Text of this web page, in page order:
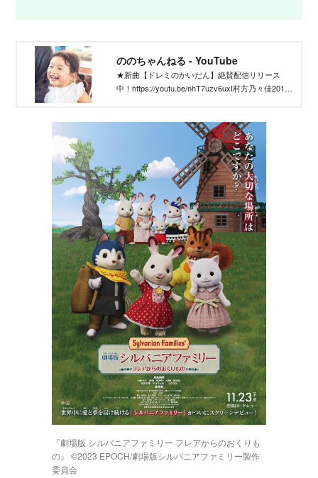
ののちゃんねる - YouTube
★新曲【ドレミのかいだん】絶賛配信リリース
中！https://youtu.be/nhT7uzv6uxI村方乃々佳2018
常も少しずつアップしていきます❣️★株式会社エン
プロ所属★取材やお仕事の依頼、ファンレターの
『劇場版 シルバニアファミリー フレアからのおくりも
の』 ©2023 EPOCH/劇場版シルバニアファミリー製作
委員会